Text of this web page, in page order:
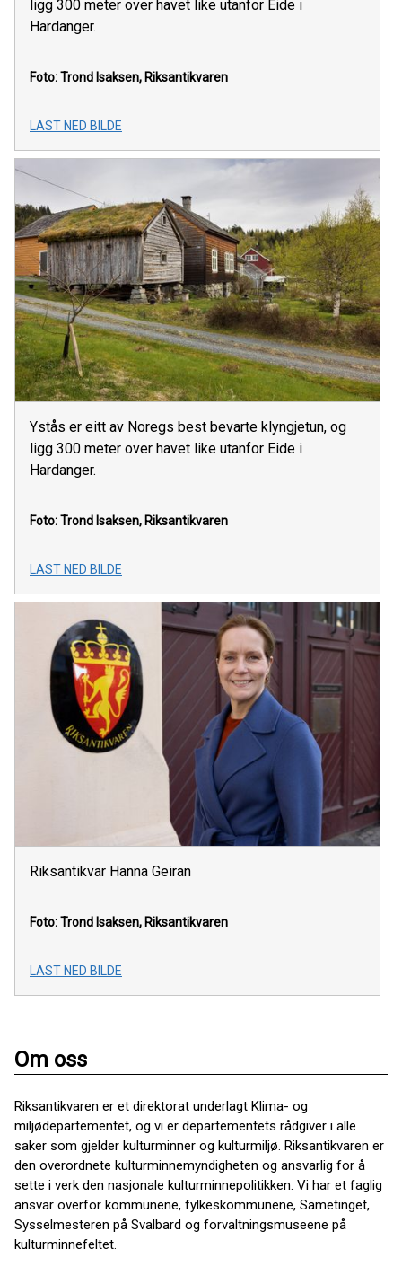
ligg 300 meter over havet like utanfor Eide i
Hardanger.
Foto: Trond Isaksen, Riksantikvaren
LAST NED BILDE
Ystås er eitt av Noregs best bevarte klyngjetun, og
ligg 300 meter over havet like utanfor Eide i
Hardanger.
Foto: Trond Isaksen, Riksantikvaren
LAST NED BILDE
Riksantikvar Hanna Geiran
Foto: Trond Isaksen, Riksantikvaren
LAST NED BILDE
Om oss
Riksantikvaren er et direktorat underlagt Klima- og
miljødepartementet, og vi er departementets rådgiver i alle
saker som gjelder kulturminner og kulturmiljø. Riksantikvaren er
den overordnete kulturminnemyndigheten og ansvarlig for å
sette i verk den nasjonale kulturminnepolitikken. Vi har et faglig
ansvar overfor kommunene, fylkeskommunene, Sametinget,
Sysselmesteren på Svalbard og forvaltningsmuseene på
kulturminnefeltet.